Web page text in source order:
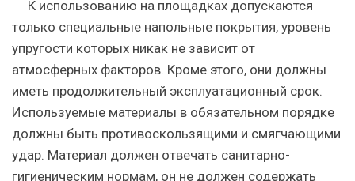
К использованию на площадках допускаются
только специальные напольные покрытия, уровень
упругости которых никак не зависит от
атмосферных факторов. Кроме этого, они должны
иметь продолжительный эксплуатационный срок.
Используемые материалы в обязательном порядке
должны быть противоскользящими и смягчающими
удар. Материал должен отвечать санитарно-
гигиеническим нормам, он не должен содержать